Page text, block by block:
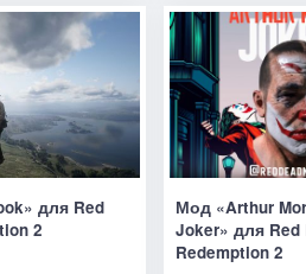
для Red
2
Мод «Arthur
Joker» для Red
Redemption 2